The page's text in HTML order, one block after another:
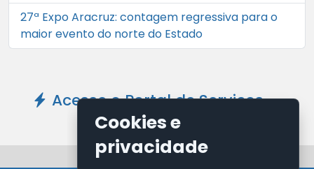
27ª Expo Aracruz: contagem regressiva para o
maior evento do norte do Estado
Acesse o Portal de Serviços -
Clique Aqui
Cookies e
privacidade